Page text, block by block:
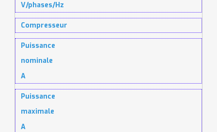
V/phases/Hz
Compresseur
Puissance
nominale
A
Puissance
maximale
A